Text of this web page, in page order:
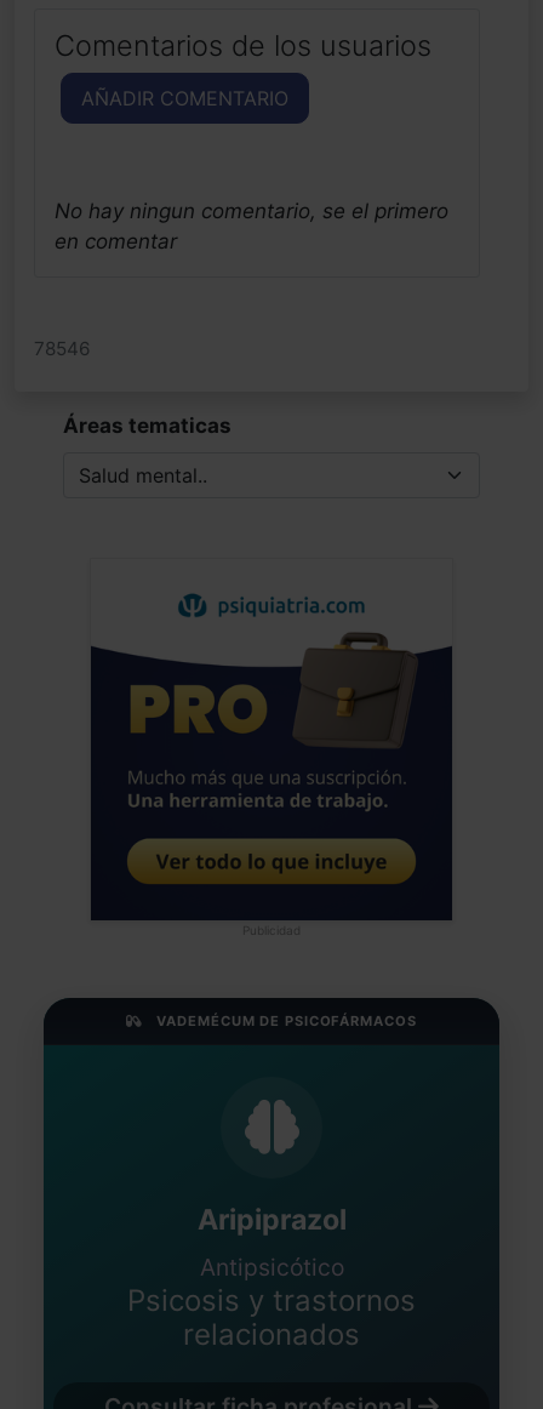
Comentarios de los usuarios
AÑADIR COMENTARIO
No hay ningun comentario, se el primero
en comentar
78546
Áreas tematicas
Publicidad
VADEMÉCUM DE PSICOFÁRMACOS
Aripiprazol
Antipsicótico
Psicosis y trastornos
relacionados